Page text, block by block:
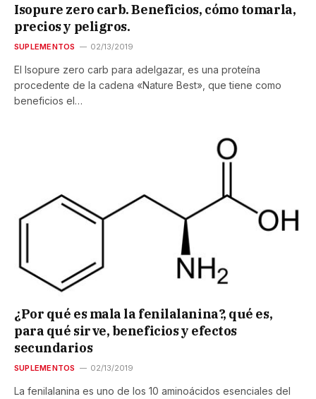
Isopure zero carb. Beneficios, cómo tomarla,
precios y peligros.
SUPLEMENTOS 02/13/2019
El Isopure zero carb para adelgazar, es una proteína
procedente de la cadena «Nature Best», que tiene como
beneficios el…
¿Por qué es mala la fenilalanina?, qué es,
para qué sirve, beneficios y efectos
secundarios
SUPLEMENTOS 02/13/2019
La fenilalanina es uno de los 10 aminoácidos esenciales del